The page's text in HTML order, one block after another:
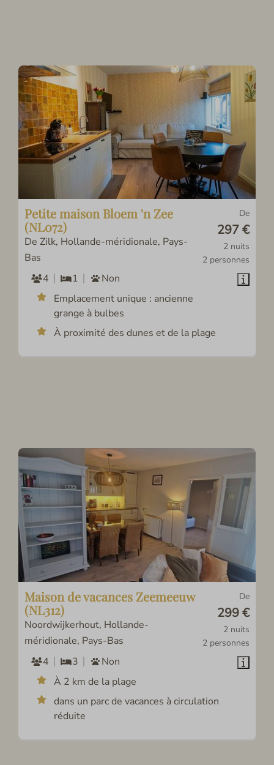
De
297 €
2 nuits
2 personnes
Petite maison Bloem 'n Zee
(NL072)
De Zilk, Hollande-méridionale, Pays-
Bas
4
1
Non
Emplacement unique : ancienne
grange à bulbes
À proximité des dunes et de la plage
De
299 €
2 nuits
2 personnes
Maison de vacances Zeemeeuw
(NL312)
Noordwijkerhout, Hollande-
méridionale, Pays-Bas
4
3
Non
À 2 km de la plage
dans un parc de vacances à circulation
réduite